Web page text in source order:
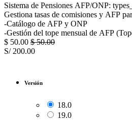
Sistema de Pensiones AFP/ONP:
Gestiona tasas de comisiones y AFP
-Catálogo de AFP y ONP
-Gestión del tope mensual de AFP
$ 50.00 $50.00
S/ 200.00
Versión
18.0
19.0